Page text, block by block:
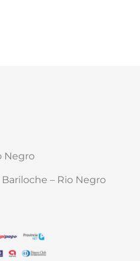
Negro
Bariloche – Rio Negro